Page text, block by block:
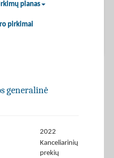
planas
pirkimai
generalinė
2022
Kanceliarinių
prekių